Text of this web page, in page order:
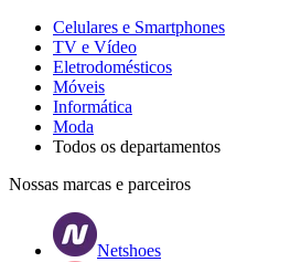
Celulares e Smartphones
TV e Vídeo
Eletrodomésticos
Móveis
Informática
Moda
Todos os departamentos
Nossas marcas e parceiros
Netshoes